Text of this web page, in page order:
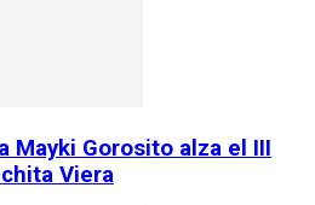
Mayki Gorosito alza el III
Viera